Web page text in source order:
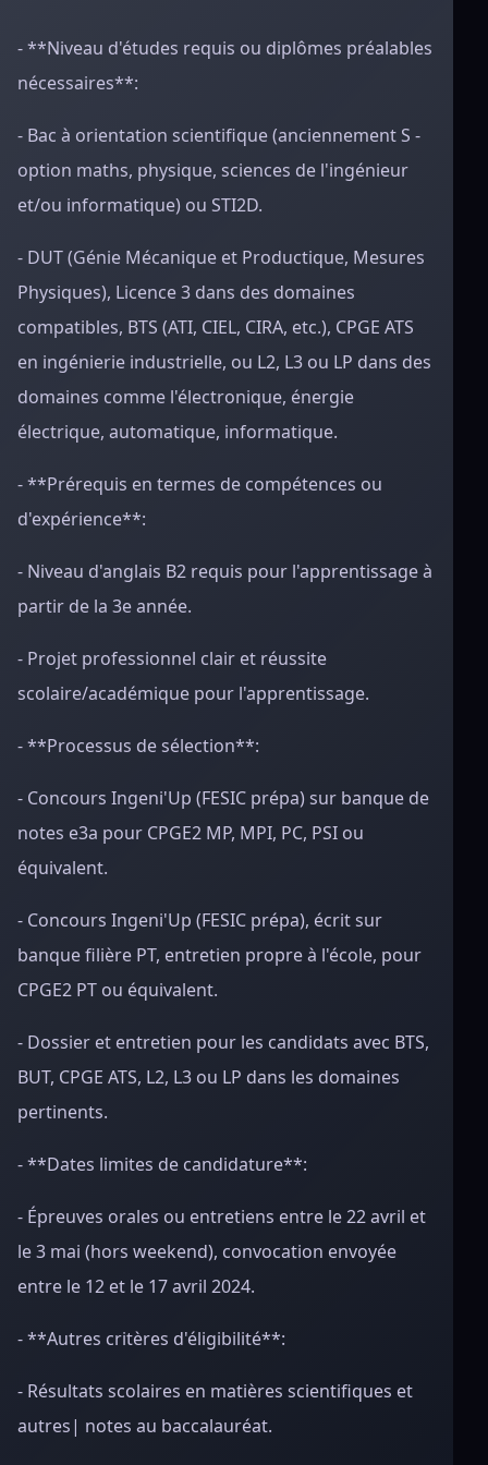
- **Niveau d'études requis ou diplômes préalables
nécessaires**:
- Bac à orientation scientifique (anciennement S -
option maths, physique, sciences de l'ingénieur
et/ou informatique) ou STI2D.
- DUT (Génie Mécanique et Productique, Mesures
Physiques), Licence 3 dans des domaines
compatibles, BTS (ATI, CIEL, CIRA, etc.), CPGE ATS
en ingénierie industrielle, ou L2, L3 ou LP dans des
domaines comme l'électronique, énergie
électrique, automatique, informatique.
- **Prérequis en termes de compétences ou
d'expérience**:
- Niveau d'anglais B2 requis pour l'apprentissage à
partir de la 3e année.
- Projet professionnel clair et réussite
scolaire/académique pour l'apprentissage.
- **Processus de sélection**:
- Concours Ingeni'Up (FESIC prépa) sur banque de
notes e3a pour CPGE2 MP, MPI, PC, PSI ou
équivalent.
- Concours Ingeni'Up (FESIC prépa), écrit sur
banque filière PT, entretien propre à l'école, pour
CPGE2 PT ou équivalent.
- Dossier et entretien pour les candidats avec BTS,
BUT, CPGE ATS, L2, L3 ou LP dans les domaines
pertinents.
- **Dates limites de candidature**:
- Épreuves orales ou entretiens entre le 22 avril et
le 3 mai (hors weekend), convocation envoyée
entre le 12 et le 17 avril 2024.
- **Autres critères d'éligibilité**:
- Résultats scolaires en matières scientifiques et
autres| notes au baccalauréat.